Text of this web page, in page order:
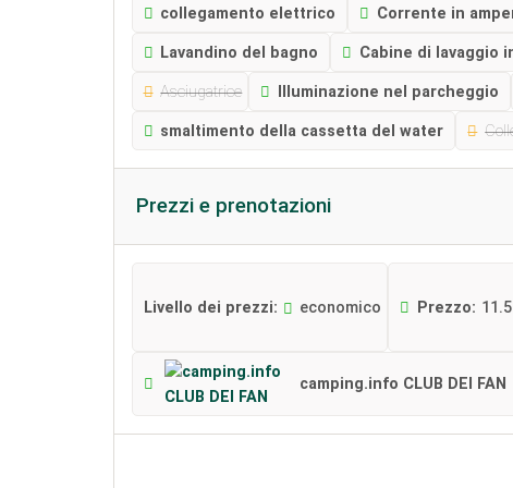
collegamento elettrico Corrente in
Lavandino del bagno Cabine di lavaggio
Asciugatrice Illuminazione nel parcheggio
smaltimento della cassetta del water
Prezzi e prenotazioni
Livello dei prezzi: economico Prezzo:
camping.info CLUB DEI FAN